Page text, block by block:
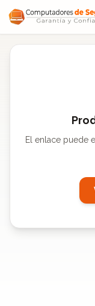
Saltar al contenido
El enlace puede